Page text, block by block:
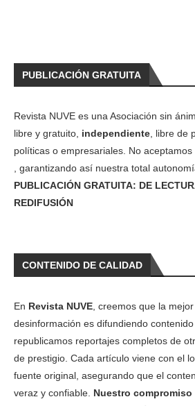
PUBLICACIÓN GRATUITA
Revista NUVE es una Asociación sin
libre y gratuito, independiente , libre de
políticas o empresariales. No
, garantizando así nuestra total
PUBLICACIÓN GRATUITA: DE
REDIFUSIÓN
CONTENIDO DE CALIDAD
En Revista NUVE , creemos que la
desinformación es difundiendo
republicamos reportajes completos de
de prestigio. Cada artículo viene con el
fuente original, asegurando que el
veraz y confiable. Nuestro